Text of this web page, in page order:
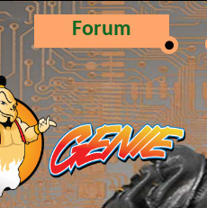
Forum